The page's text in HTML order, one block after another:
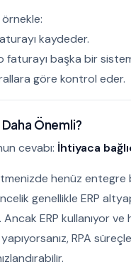
kaydeder.
faturayı başka bir
göre kontrol eder.
Önemli?
cevabı: İhtiyaca
henüz entegre
genellikle ERP
Ancak ERP kullanıyor
yapıyorsanız, RPA